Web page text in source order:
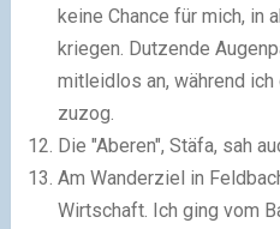
keine Chance für mich, in
kriegen. Dutzende
mitleidlos an, während
zuzog.
Die "Aberen", Stäfa, sah
Am Wanderziel in
Wirtschaft. Ich ging vom